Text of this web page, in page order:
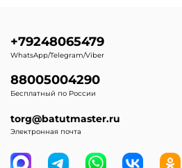
+79248065479
WhatsApp/Telegram/Viber
88005004290
Бесплатный по России
torg@batutmaster.ru
Электронная почта